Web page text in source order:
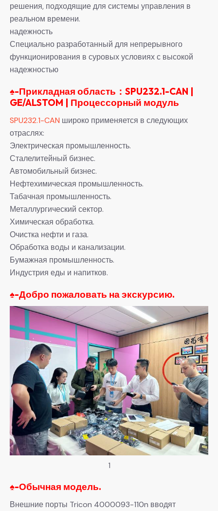
решения, подходящие для системы управления в
реальном времени.
надежность
Специально разработанный для непрерывного
функционирования в суровых условиях с высокой
надежностью
♠-Прикладная область：SPU232.1-CAN |
GE/ALSTOM | Процессорный модуль
SPU232.1-CAN широко применяется в следующих
отраслях:
Электрическая промышленность.
Сталелитейный бизнес.
Автомобильный бизнес.
Нефтехимическая промышленность.
Табачная промышленность.
Металлургический сектор.
Химическая обработка.
Очистка нефти и газа.
Обработка воды и канализации.
Бумажная промышленность.
Индустрия еды и напитков.
♠-Добро пожаловать на экскурсию.
1
♠-Обычная модель.
Внешние порты Tricon 4000093-110n вводят